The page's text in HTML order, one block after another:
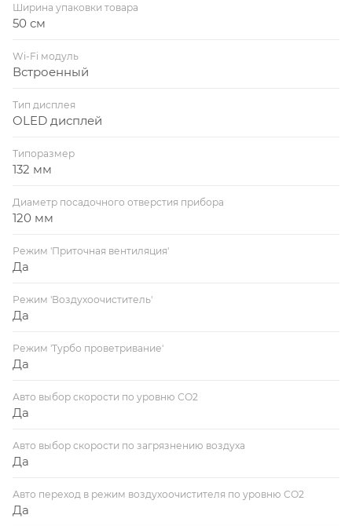
Ширина упаковки товара
50 см
Wi-Fi модуль
Встроенный
Тип дисплея
OLED дисплей
Типоразмер
132 мм
Диаметр посадочного отверстия прибора
120 мм
Режим 'Приточная вентиляция'
Да
Режим 'Воздухоочиститель'
Да
Режим 'Турбо проветривание'
Да
Авто выбор скорости по уровню СО2
Да
Авто выбор скорости по загрязнению воздуха
Да
Авто переход в режим воздухоочистителя по уровню СО2
Да